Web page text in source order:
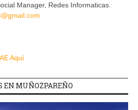
Manager, Redes Informaticas.
Aquí
EN MUÑOZPAREÑO